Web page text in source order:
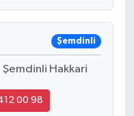
Şemdinli
Hakkari
00 98